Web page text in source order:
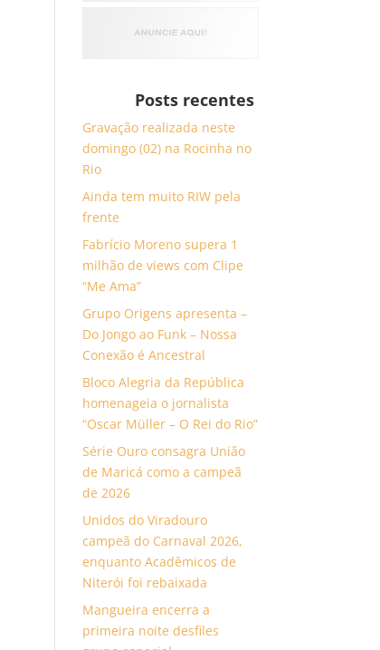
Posts recentes
Gravação realizada neste
domingo (02) na Rocinha no
Rio
Ainda tem muito RIW pela
frente
Fabrício Moreno supera 1
milhão de views com Clipe
“Me Ama”
Grupo Origens apresenta –
Do Jongo ao Funk – Nossa
Conexão é Ancestral
Bloco Alegria da República
homenageia o jornalista
“Oscar Müller – O Rei do Rio”
Série Ouro consagra União
de Maricá como a campeã
de 2026
Unidos do Viradouro
campeã do Carnaval 2026,
enquanto Acadêmicos de
Niterói foi rebaixada
Mangueira encerra a
primeira noite desfiles